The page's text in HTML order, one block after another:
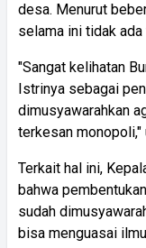
desa. Menurut
selama ini tidak
"Sangat kelihatan
Istrinya sebagai
dimusyawarahkan
terkesan monopoli,"
Terkait hal ini,
bahwa
sudah
bisa menguasai